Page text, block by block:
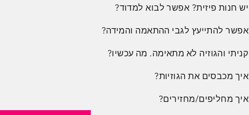
יש חנות פיזית? אפשר לבוא למדוד?
אפשר להתייעץ לגבי ההתאמה והמידה?
קניתי והגוזיה לא מתאימה. מה עכשיו?
איך מכבסים את הגוזיות?
איך מחליפים/מחזירים?